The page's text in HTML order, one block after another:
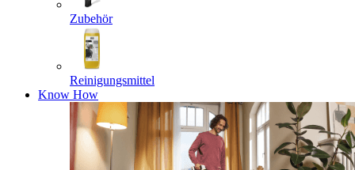
Zubehör
Reinigungsmittel
Know How